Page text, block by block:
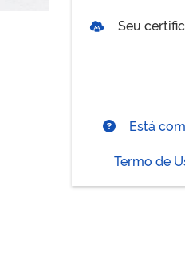
Seu
Está
Termo de